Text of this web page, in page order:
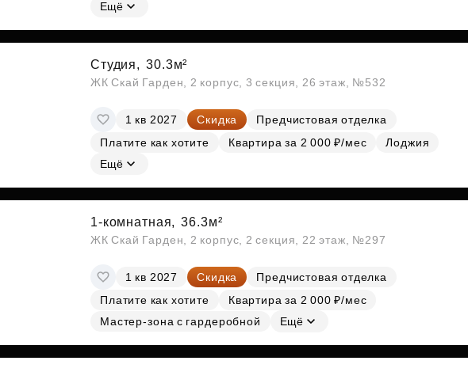
Субсидии
Ещё
Студия, 30.3м²
ЖК Скай Гарден, 2 корпус, 3 секция, 26 этаж, №532
1 кв 2027 Скидка
Предчистовая отделка
Платите как хотите
Квартира за 2 000 ₽/мес
Лоджия
Ещё
1-комнатная, 36.3м²
ЖК Скай Гарден, 2 корпус, 2 секция, 22 этаж, №297
1 кв 2027 Скидка
Предчистовая отделка
Платите как хотите
Квартира за 2 000 ₽/мес
Мастер-зона с гардеробной
Ещё